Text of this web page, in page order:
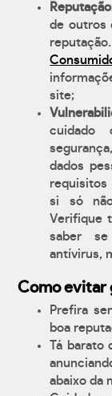
de outros
site;
cuidado
dados
requisitos
si só
Verifique
saber
antívirus,
Como evitar
Prefira
boa
Tá barato
abaixo da